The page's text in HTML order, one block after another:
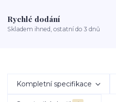
Rychlé dodání
Skladem ihned, ostatní do 3 dnů
Kompletní specifikace